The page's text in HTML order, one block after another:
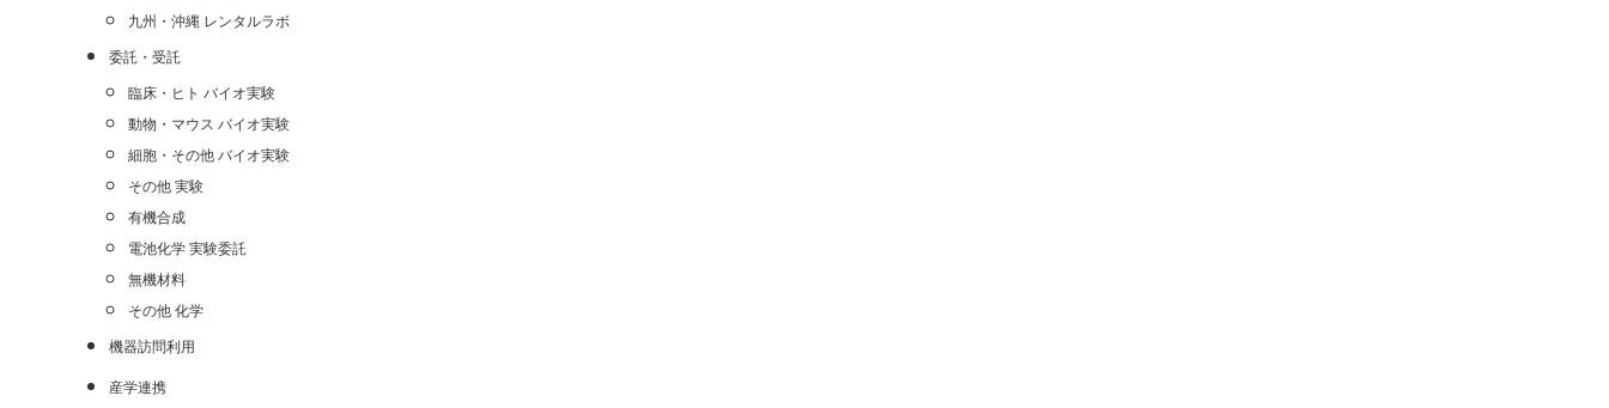
九州・沖縄 レンタルラボ
委託・受託
臨床・ヒト バイオ実験
動物・マウス バイオ実験
細胞・その他 バイオ実験
その他 実験
有機合成
電池化学 実験委託
無機材料
その他 化学
機器訪問利用
産学連携